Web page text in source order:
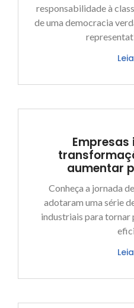
responsabilidade à
de uma democracia
Empresas
aumentar
Conheça a jornada
adotaram uma série
industriais para tornar